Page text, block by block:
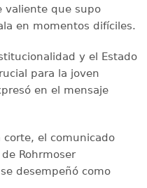
valiente que supo
en momentos difíciles.
y el Estado
para la joven
en el mensaje
el comunicado
Rohrmoser
desempeñó como